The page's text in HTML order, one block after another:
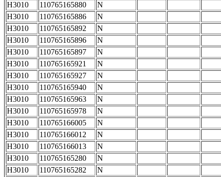
H3010
110765165880
N
H3010
110765165886
N
H3010
110765165892
N
H3010
110765165896
N
H3010
110765165897
N
H3010
110765165921
N
H3010
110765165927
N
H3010
110765165940
N
H3010
110765165963
N
H3010
110765165978
N
H3010
110765166005
N
H3010
110765166012
N
H3010
110765166013
N
H3010
110765165280
N
H3010
110765165282
N